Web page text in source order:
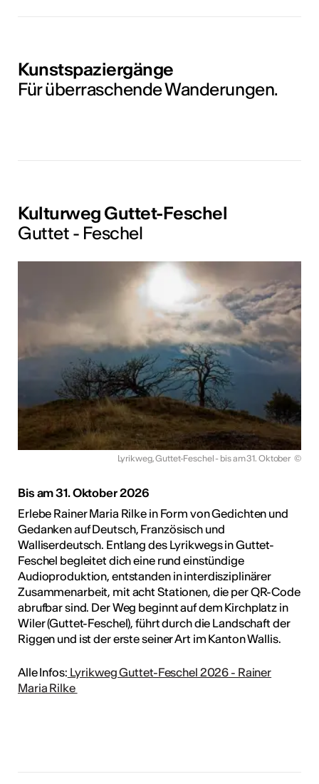
Kunstspaziergänge
Für überraschende Wanderungen.
Kulturweg Guttet-Feschel
Guttet - Feschel
Lyrikweg, Guttet-Feschel - bis am 31. Oktober ©
Bis am 31. Oktober 2026
Erlebe Rainer Maria Rilke in Form von Gedichten und
Gedanken auf Deutsch, Französisch und
Walliserdeutsch. Entlang des Lyrikwegs in Guttet-
Feschel begleitet dich eine rund einstündige
Audioproduktion, entstanden in interdisziplinärer
Zusammenarbeit, mit acht Stationen, die per QR-Code
abrufbar sind. Der Weg beginnt auf dem Kirchplatz in
Wiler (Guttet-Feschel), führt durch die Landschaft der
Riggen und ist der erste seiner Art im Kanton Wallis.
Alle Infos: Lyrikweg Guttet-Feschel 2026 - Rainer
Maria Rilke